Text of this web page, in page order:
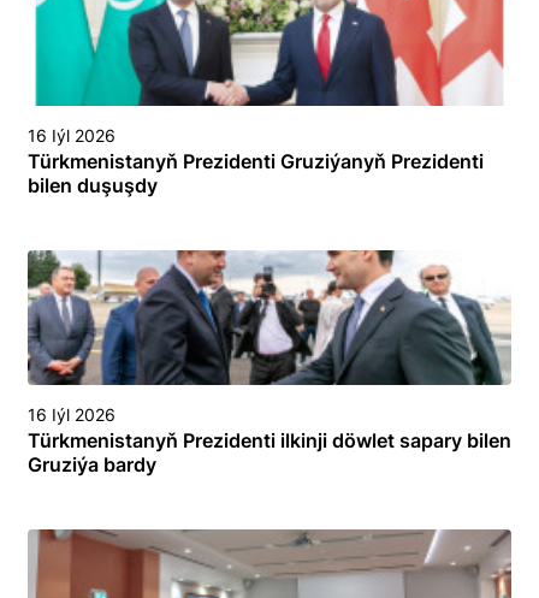
16 Iýl 2026
Türkmenistanyň Prezidenti Gruziýanyň Prezidenti
bilen duşuşdy
16 Iýl 2026
Türkmenistanyň Prezidenti ilkinji döwlet sapary bilen
Gruziýa bardy